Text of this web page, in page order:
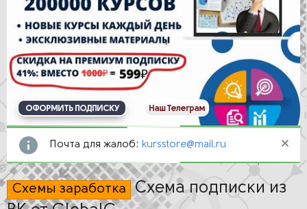
ОФОРМИТЬ ПОДПИСКУ Наш Телеграм
Почта для жалоб: kursstore@mail.ru
Схемы заработка Схема подписки из